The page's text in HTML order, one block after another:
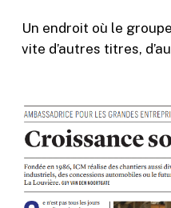
Un endroit où le
vite d’autres titres,